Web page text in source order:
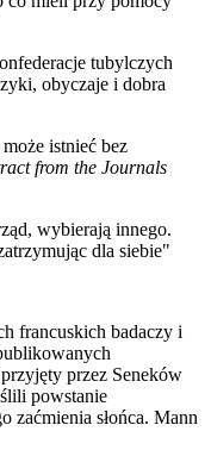
tubylczych
obyczaje i dobra
istnieć bez
from the Journals
wybierają innego.
dla siebie"
francuskich badaczy i
przez Seneków
powstanie
zaćmienia słońca. Mann